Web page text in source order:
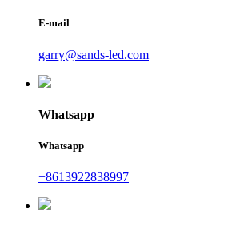
E-mail
garry@sands-led.com
Whatsapp
Whatsapp
+8613922838997